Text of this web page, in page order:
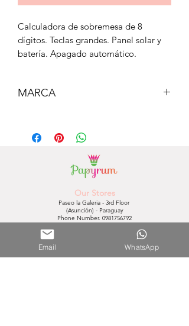
Calculadora de sobremesa de 8
dígitos. Teclas grandes. Panel solar y
batería. Apagado automático.
MARCA
Our Stores
Paseo la Galeria - 3rd Floor
(Asunción) - Paraguay
Phone Number. 0981756792
0981610235
Email WhatsApp